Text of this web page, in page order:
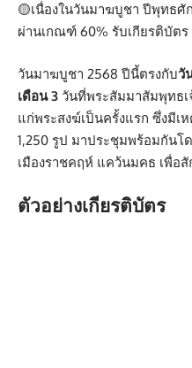
🟡เนื่องในวันมาฆบูชา ปีพุทธศั
ผ่านเกณฑ์ 60% รับเกียรติบัตร
วันมาฆบูชา 2568 ปีนี้ตรงกับวั
เดือน 3 วันที่พระสัมมาสัมพุทธเ
แก่พระสงฆ์เป็นครั้งแรก ซึ่งมี
1,250 รูป มาประชุมพร้อมกัน
เมืองราชคฤห์ แคว้นมคธ เพื่อ
ตัวอย่างเกียรติบัตร